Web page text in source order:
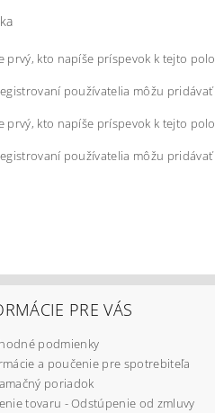
prvý, kto napíše príspevok k tejto
používatelia môžu
prvý, kto napíše príspevok k tejto
používatelia môžu
PRE VÁS
podmienky
a poučenie pre spotrebiteľa
poriadok
tovaru - Odstúpenie od zmluvy